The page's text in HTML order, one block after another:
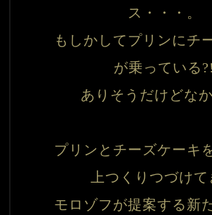
ス・・・。
もしかしてプリンにチ
が乗っている?!
ありそうだけどな
プリンとチーズケーキ
上つくりつづけて
モロゾフが提案する新